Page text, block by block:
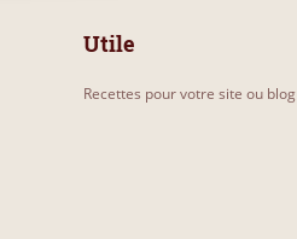
Utile
Recettes pour votre site ou blog